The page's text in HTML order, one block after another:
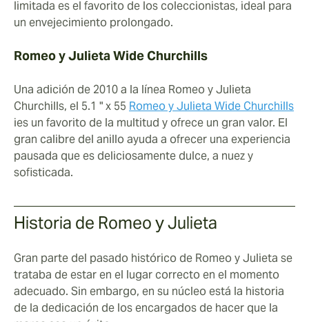
limitada es el favorito de los coleccionistas, ideal para
un envejecimiento prolongado.
Romeo y Julieta Wide Churchills
Una adición de 2010 a la línea Romeo y Julieta
Churchills, el 5.1 " x 55 Romeo y Julieta Wide Churchills
ies un favorito de la multitud y ofrece un gran valor. El
gran calibre del anillo ayuda a ofrecer una experiencia
pausada que es deliciosamente dulce, a nuez y
sofisticada.
Historia de Romeo y Julieta
Gran parte del pasado histórico de Romeo y Julieta se
trataba de estar en el lugar correcto en el momento
adecuado. Sin embargo, en su núcleo está la historia
de la dedicación de los encargados de hacer que la